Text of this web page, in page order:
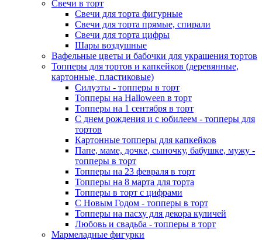
Свечи в торт
Свечи для торта фигурные
Свечи для торта прямые, спирали
Свечи для торта цифры
Шары воздушные
Вафельные цветы и бабочки для украшения тортов
Топперы для тортов и капкейков (деревянные,
картонные, пластиковые)
Силуэты - топперы в торт
Топперы на Halloween в торт
Топперы на 1 сентября в торт
С днем рождения и с юбилеем - топперы для
тортов
Картонные топперы для капкейков
Папе, маме, дочке, сыночку, бабушке, мужу -
топперы в торт
Топперы на 23 февраля в торт
Топперы на 8 марта для торта
Топперы в торт с цифрами
С Новым Годом - топперы в торт
Топперы на пасху для декора куличей
Любовь и свадьба - топперы в торт
Мармеладные фигурки